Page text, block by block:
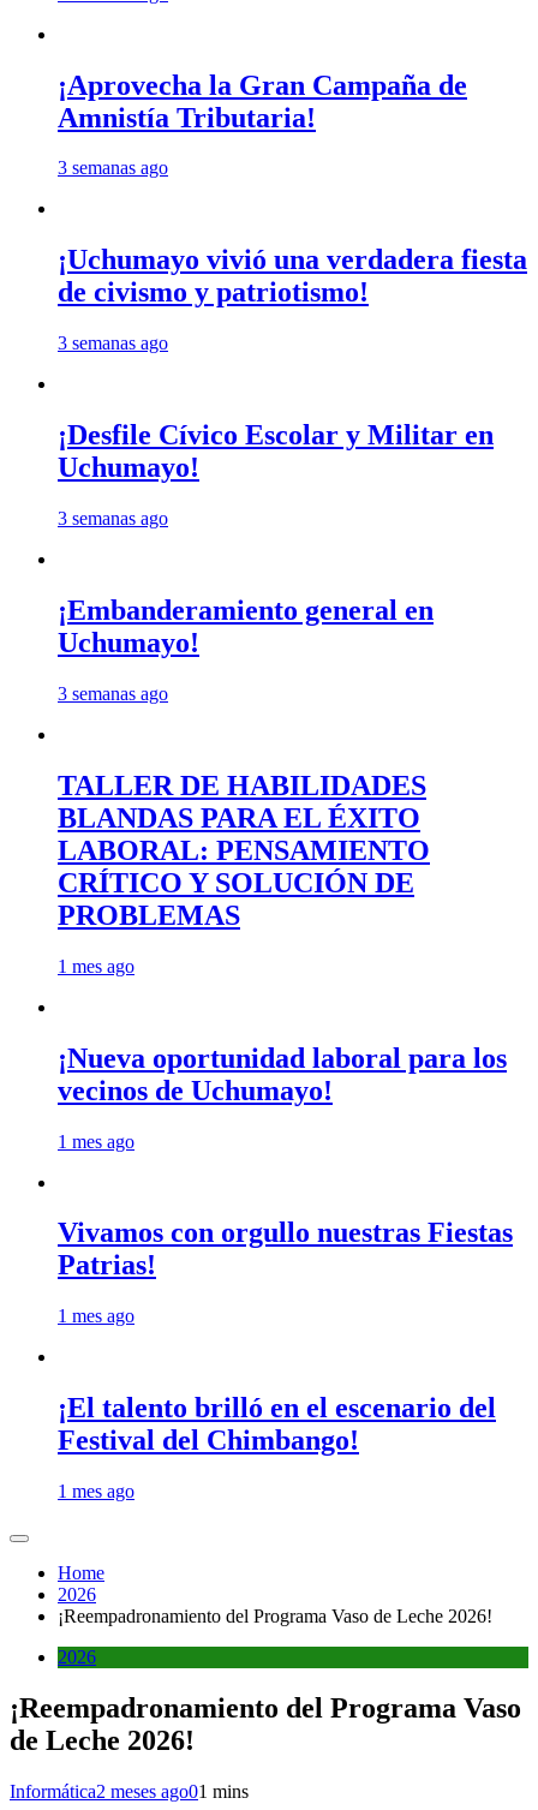
¡Aprovecha la Gran Campaña de
Amnistía Tributaria!
3 semanas ago
¡Uchumayo vivió una verdadera fiesta
de civismo y patriotismo!
3 semanas ago
¡Desfile Cívico Escolar y Militar en
Uchumayo!
3 semanas ago
¡Embanderamiento general en
Uchumayo!
3 semanas ago
TALLER DE HABILIDADES
BLANDAS PARA EL ÉXITO
LABORAL: PENSAMIENTO
CRÍTICO Y SOLUCIÓN DE
PROBLEMAS
1 mes ago
¡Nueva oportunidad laboral para los
vecinos de Uchumayo!
1 mes ago
Vivamos con orgullo nuestras Fiestas
Patrias!
1 mes ago
¡El talento brilló en el escenario del
Festival del Chimbango!
1 mes ago
Home
2026
¡Reempadronamiento del Programa Vaso de Leche 2026!
2026
¡Reempadronamiento del Programa Vaso
de Leche 2026!
Informática2 meses ago01 mins